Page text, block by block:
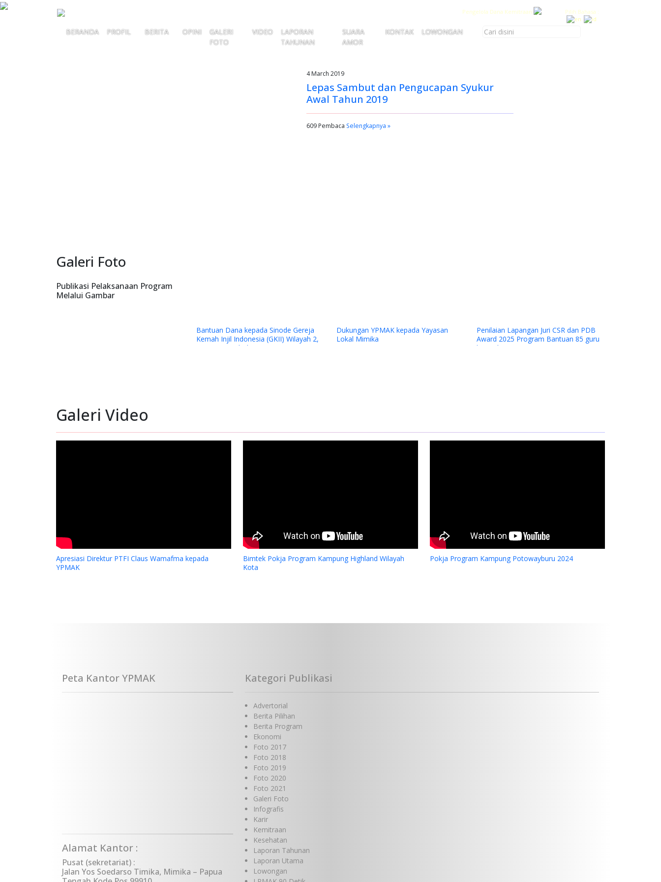
Pengelola Dana Kemitraan Pilih Bahasa :
BERANDA PROFIL BERITA OPINI
GALERI
FOTO
VIDEO
LAPORAN
TAHUNAN
SUARA
AMOR
KONTAK LOWONGAN
4 March 2019
Lepas Sambut dan Pengucapan Syukur
Awal Tahun 2019
609 Pembaca Selengkapnya »
Galeri Foto
Publikasi Pelaksanaan Program
Melalui Gambar
Bantuan Dana kepada Sinode Gereja
Kemah Injil Indonesia (GKII) Wilayah 2,
Papua Tengah dan GKII Amungsa
Dukungan YPMAK kepada Yayasan
Lokal Mimika
Penilaian Lapangan Juri CSR dan PDB
Award 2025 Program Bantuan 85 guru
kontrak
Galeri Video
Apresiasi Direktur PTFI Claus Wamafma kepada
YPMAK
Bimtek Pokja Program Kampung Highland Wilayah
Kota
Pokja Program Kampung Potowayburu 2024
Peta Kantor YPMAK
Alamat Kantor :
Pusat (sekretariat) :
Jalan Yos Soedarso Timika, Mimika – Papua
Kategori Publikasi
Advertorial
Berita Pilihan
Berita Program
Ekonomi
Foto 2017
Foto 2018
Foto 2019
Foto 2020
Foto 2021
Galeri Foto
Infografis
Karir
Kemitraan
Kesehatan
Laporan Tahunan
Laporan Utama
Lowongan